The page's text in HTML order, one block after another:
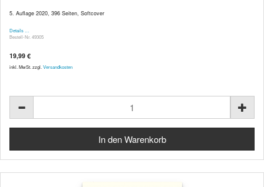
5. Auflage 2020, 396 Seiten, Softcover
Details …
Bestell-Nr. 49305
19,99 €
inkl. MwSt. zzgl. Versandkosten